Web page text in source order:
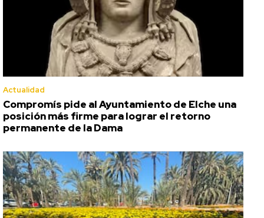
Actualidad
Compromís pide al Ayuntamiento de Elche una
posición más firme para lograr el retorno
permanente de la Dama